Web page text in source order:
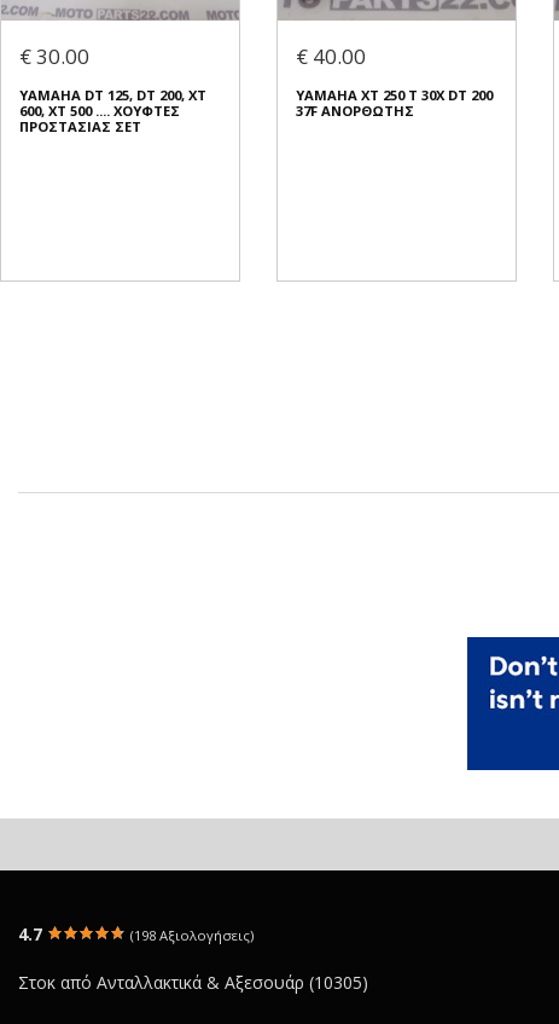
€ 30.00
ΥΑΜΑΗΑ DT 125, DT 200, XT
600, XT 500 .... ΧΟΥΦΤΕΣ
ΠΡΟΣΤΑΣΙΑΣ ΣΕΤ
€ 40.00
YAMAHA XT 250 T 30X DT 200
37F ΑΝΟΡΘΩΤΗΣ
4.7 (198 Αξιολογήσεις)
Στοκ από Ανταλλακτικά & Αξεσουάρ (10305)